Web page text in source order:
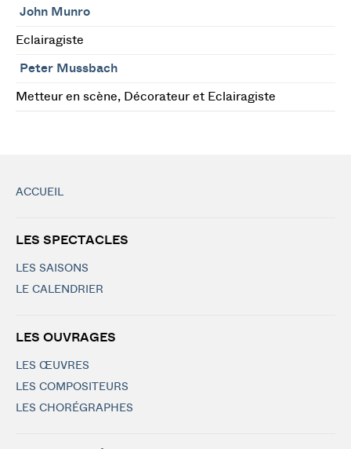
John Munro
Eclairagiste
Peter Mussbach
Metteur en scène, Décorateur et Eclairagiste
ACCUEIL
LES SPECTACLES
LES SAISONS
LE CALENDRIER
LES OUVRAGES
LES ŒUVRES
LES COMPOSITEURS
LES CHORÉGRAPHES